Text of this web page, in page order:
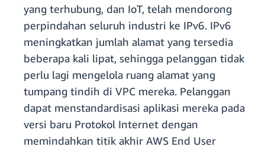
yang terhubung, dan IoT, telah mendorong
perpindahan seluruh industri ke IPv6. IPv6
meningkatkan jumlah alamat yang tersedia
beberapa kali lipat, sehingga pelanggan tidak
perlu lagi mengelola ruang alamat yang
tumpang tindih di VPC mereka. Pelanggan
dapat menstandardisasi aplikasi mereka pada
versi baru Protokol Internet dengan
memindahkan titik akhir AWS End User